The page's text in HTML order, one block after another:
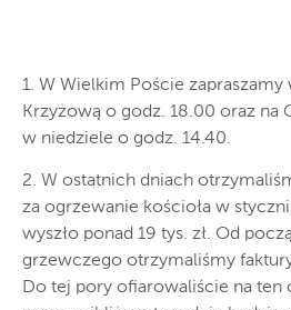
1. W Wielkim Poście zapraszamy
Krzyżową o godz. 18.00 oraz na
w niedziele o godz. 14.40.
2. W ostatnich dniach
za ogrzewanie kościoła w
wyszło ponad 19 tys. zł. Od
grzewczego otrzymaliśmy
Do tej pory ofiarowaliście na ten